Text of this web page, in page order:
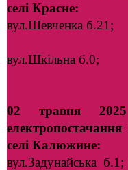
селі Красне:
вул.Шевченка б.21;
вул.Шкільна б.0;
02 травня
селі Калюжине:
вул.Задунайська